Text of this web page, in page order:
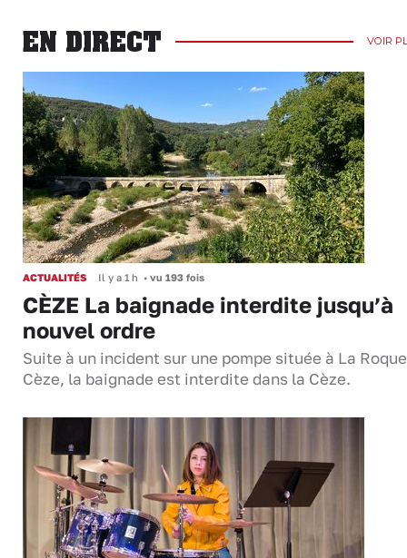
EN DIRECT VOIR
ACTUALITÉS Il y a 1 h • vu 193 fois
CÈZE La baignade interdite jusqu’à
nouvel ordre
Suite à un incident sur une pompe située à La
Cèze, la baignade est interdite dans la Cèze.